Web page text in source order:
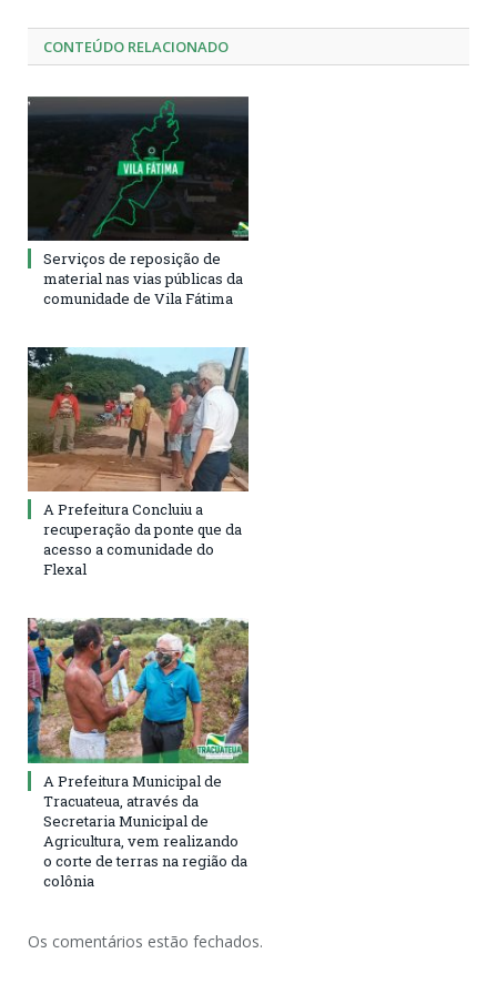
CONTEÚDO RELACIONADO
Serviços de reposição de
material nas vias públicas da
comunidade de Vila Fátima
A Prefeitura Concluiu a
recuperação da ponte que da
acesso a comunidade do
Flexal
A Prefeitura Municipal de
Tracuateua, através da
Secretaria Municipal de
Agricultura, vem realizando
o corte de terras na região da
colônia
Os comentários estão fechados.